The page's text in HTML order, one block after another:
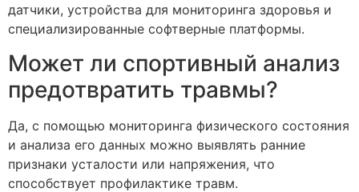
датчики, устройства для мониторинга здоровья и
специализированные софтверные платформы.
Может ли спортивный анализ
предотвратить травмы?
Да, с помощью мониторинга физического состояния
и анализа его данных можно выявлять ранние
признаки усталости или напряжения, что
способствует профилактике травм.